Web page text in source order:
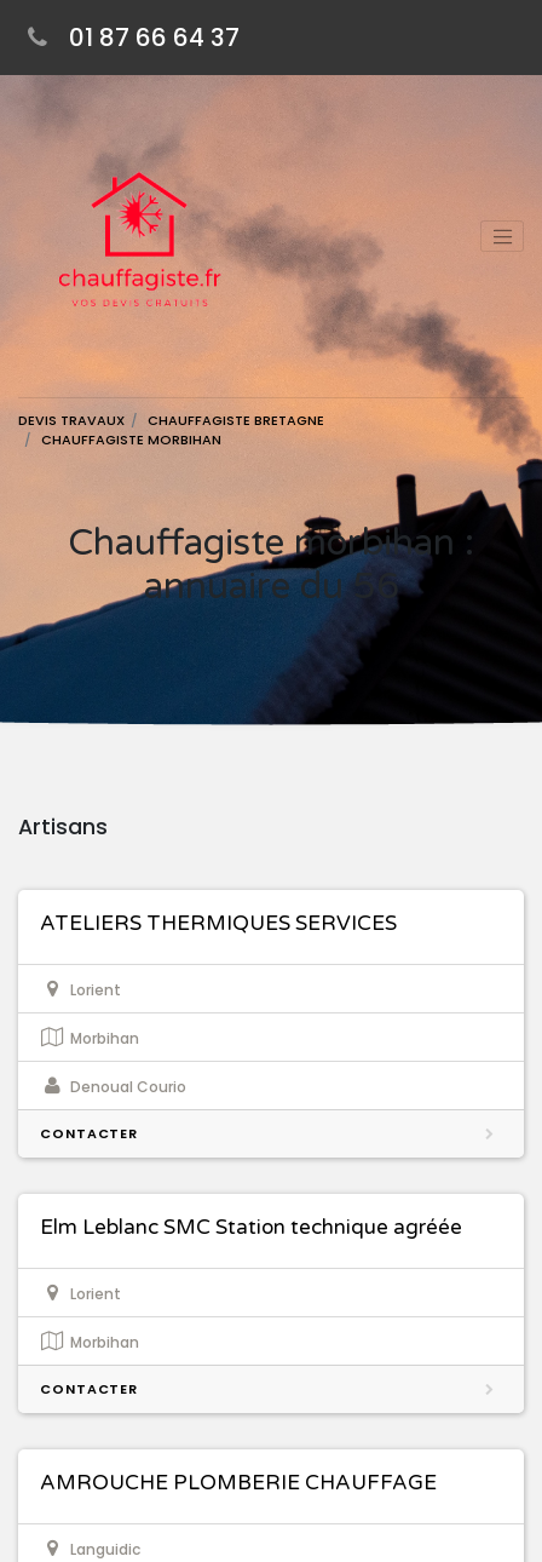
01 87 66 64 37
DEVIS TRAVAUX
CHAUFFAGISTE BRETAGNE
CHAUFFAGISTE MORBIHAN
Chauffagiste morbihan :
annuaire du 56
Artisans
ATELIERS THERMIQUES SERVICES
Lorient
Morbihan
Denoual Courio
CONTACTER
Elm Leblanc SMC Station technique agréée
Lorient
Morbihan
CONTACTER
AMROUCHE PLOMBERIE CHAUFFAGE
Languidic